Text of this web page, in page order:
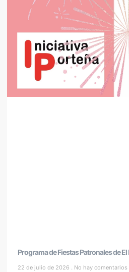
Programa de Fiestas Patronales de
22 de julio de 2026 No hay comentarios